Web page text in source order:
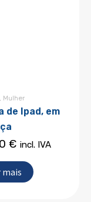
, Mulher
de Ipad, em
€ incl. IVA
mais